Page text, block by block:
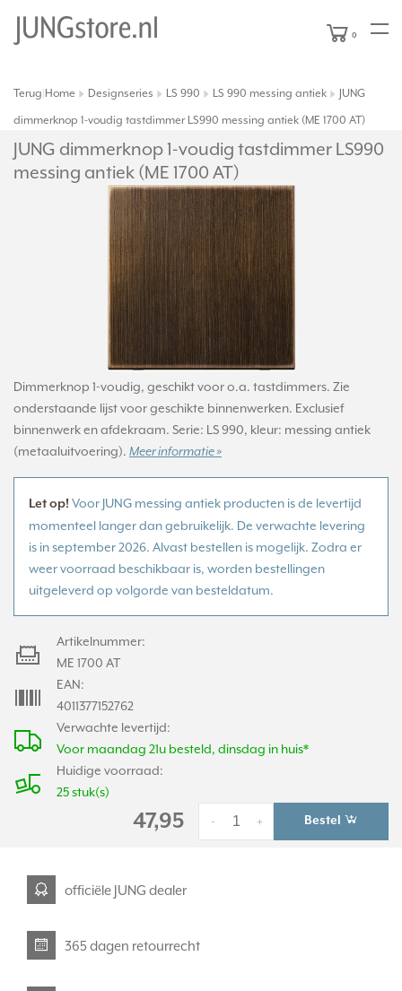
0
Terug Home Designseries LS 990 LS 990 messing antiek JUNG
dimmerknop 1-voudig tastdimmer LS990 messing antiek (ME 1700 AT)
JUNG dimmerknop 1-voudig tastdimmer LS990
messing antiek (ME 1700 AT)
Dimmerknop 1-voudig, geschikt voor o.a. tastdimmers. Zie
onderstaande lijst voor geschikte binnenwerken. Exclusief
binnenwerk en afdekraam. Serie: LS 990, kleur: messing antiek
(metaaluitvoering). Meer informatie »
Let op!Voor JUNG messing antiek producten is de levertijd
momenteel langer dan gebruikelijk. De verwachte levering
is in september 2026. Alvast bestellen is mogelijk. Zodra er
weer voorraad beschikbaar is, worden bestellingen
uitgeleverd op volgorde van besteldatum.
Verwachte levertijd:
Voor maandag 21u besteld, dinsdag in huis*
Huidige voorraad:
25 stuk(s)
Artikelnummer:
ME 1700 AT
EAN:
4011377152762
47,95 +
- Bestel
officiële JUNG dealer
365 dagen retourrecht